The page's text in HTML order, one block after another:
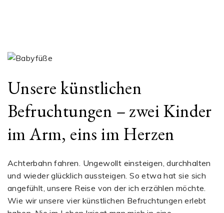
Unsere künstlichen
Befruchtungen – zwei Kinder
im Arm, eins im Herzen
Achterbahn fahren. Ungewollt einsteigen, durchhalten
und wieder glücklich aussteigen. So etwa hat sie sich
angefühlt, unsere Reise von der ich erzählen möchte.
Wie wir unsere vier künstlichen Befruchtungen erlebt